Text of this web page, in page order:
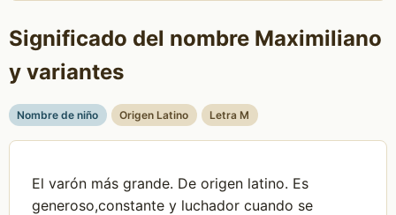
Significado del nombre Maximiliano
y variantes
Nombre de niño Origen Latino Letra M
El varón más grande. De origen latino. Es
generoso,constante y luchador cuando se